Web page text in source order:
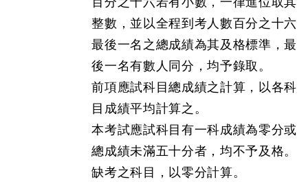
整數，並以全程到考人數百分之十六
最後一名之總成績為其及格標準，最
後一名有數人同分，均予錄取。
前項應試科目總成績之計算，以各科
目成績平均計算之。
本考試應試科目有一科成績為零分或
總成績未滿五十分者，均不予及格。
缺考之科目，以零分計算。